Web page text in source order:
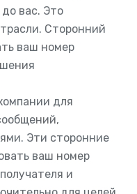
вас. Это
Сторонний
ваш номер
для
Эти сторонние
ваш номер
и